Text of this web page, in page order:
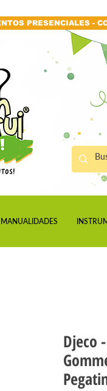
PRESENCIALES -
MANUALIDADES
Djeco